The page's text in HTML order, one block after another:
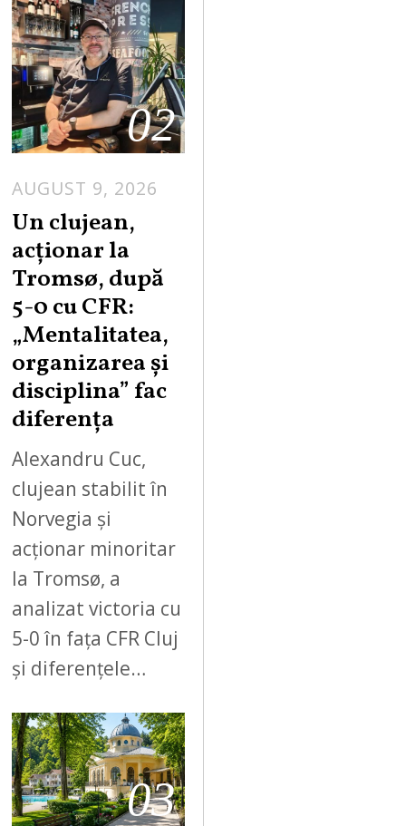
02
AUGUST 9, 2026
Un clujean,
acționar la
Tromsø, după
5-0 cu CFR:
„Mentalitatea,
organizarea și
disciplina” fac
diferența
Alexandru Cuc,
clujean stabilit în
Norvegia și
acționar minoritar
la Tromsø, a
analizat victoria cu
5-0 în fața CFR Cluj
și diferențele…
03